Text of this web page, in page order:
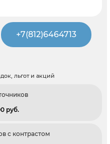
+7(812)6464713
льгот и акций
pуб.
с контрастом